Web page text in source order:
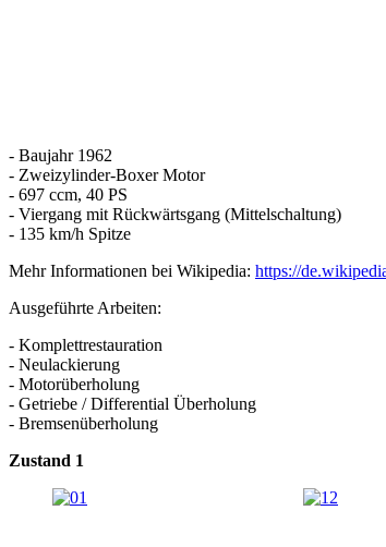
- Baujahr 1962
- Zweizylinder-Boxer Motor
- 697 ccm, 40 PS
- Viergang mit Rückwärtsgang (Mittelschaltung)
- 135 km/h Spitze
Mehr Informationen bei Wikipedia: https://
Ausgeführte Arbeiten:
- Komplettrestauration
- Neulackierung
- Motorüberholung
- Getriebe / Differential Überholung
- Bremsenüberholung
Zustand 1